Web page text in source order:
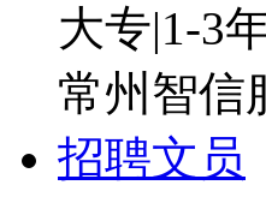
大专|1-3
常州智信
招聘文员